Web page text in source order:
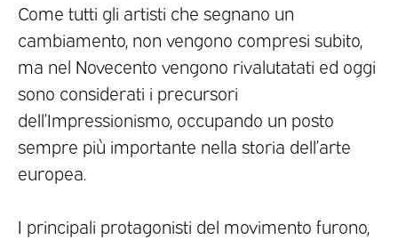
Come tutti gli artisti che segnano un
cambiamento, non vengono compresi subito,
ma nel Novecento vengono rivalutatati ed oggi
sono considerati i precursori
dell’Impressionismo, occupando un posto
sempre più importante nella storia dell’arte
europea.
I principali protagonisti del movimento furono,